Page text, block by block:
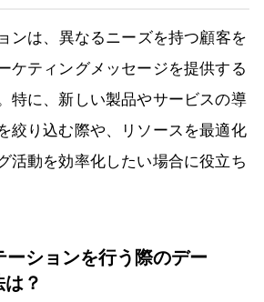
ンは、異なるニーズを持つ顧客を
ケティングメッセージを提供する
特に、新しい製品やサービスの導
絞り込む際や、リソースを最適化
活動を効率化したい場合に役立ち
ーションを行う際のデー
？